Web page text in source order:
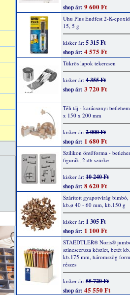
shop ár: 9 600 Ft
Uhu Plus Endfest 2-K-
15, 5 g
kisker ár: 5 315 Ft
shop ár: 4 575 Ft
Tükrös lapok tekercsen
kisker ár: 4 355 Ft
shop ár: 3 720 Ft
Téli táj - karácsonyi
x 150 x 200 mm
kisker ár: 2 000 Ft
shop ár: 1 680 Ft
Szilikon öntőforma -
figurák, 2 db szürke
kisker ár: 10 240 Ft
shop ár: 8 620 Ft
Szárított gyapotvirág bimbó,
kb.ø 40 - 60 mm, kb.150 g
kisker ár: 1 305 Ft
shop ár: 1 100 Ft
STAEDTLER® Noris®
színesceruza készlet, betét
kb.175 mm, háromszög
részes
kisker ár: 55 720 Ft
shop ár: 45 550 Ft